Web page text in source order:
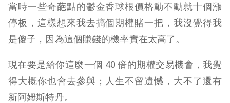
當時一些奇葩點的鬱金香球根價格動不動就十個漲
停板，這樣想來我去搞個期權賭一把，我沒覺得我
是傻子，因為這個賺錢的機率實在太高了。
現在要是給你這麼一個 40 倍的期權交易機會，我覺
得大概你也會去參與；人生不留遺憾，大不了還有
新阿姆斯特丹。